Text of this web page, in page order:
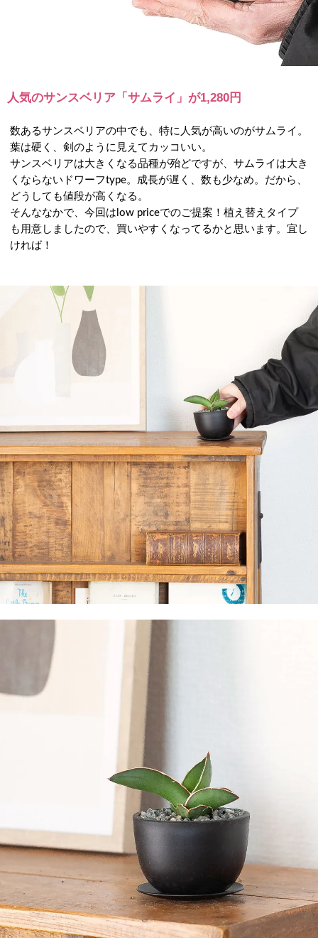
人気のサンスベリア「サムライ」が1,280円
数あるサンスベリアの中でも、特に人気が高いのがサムライ。
葉は硬く、剣のように見えてカッコいい。
サンスベリアは大きくなる品種が殆どですが、サムライは大き
くならないドワーフtype。成長が遅く、数も少なめ。だから、
どうしても値段が高くなる。
そんななかで、今回はlow priceでのご提案！植え替えタイプ
も用意しましたので、買いやすくなってるかと思います。宜し
ければ！